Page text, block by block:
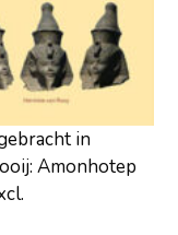
in
Amonhotep